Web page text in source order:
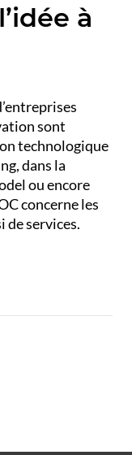
à
sont
technologique
dans la
ou encore
concerne les
de services.